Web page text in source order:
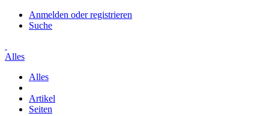
Anmelden oder registrieren
Suche
Alles
Alles
Artikel
Seiten